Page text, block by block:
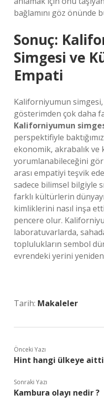
bağlamını göz önünde
Sonuç:
Simgesi ve
Empati
Kaliforniyumun
gösterimden çok daha
Kaliforniyumun
perspektifiyle
ekonomik, akrabalık ve
yorumlanabileceğini
arası empatiyi teşvik
sadece bilimsel bilgiyle
farklı kültürlerin dünyayı
kimliklerini nasıl inşa
pencere olur.
laboratuvarlarda,
toplulukların sembol
evrendeki yerini
Tarih: Makaleler
Önceki Yazı
Hint hangi ülkeye
Sonraki Yazı
Kambura olayı nedir ?